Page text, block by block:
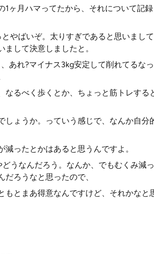
ヶ月ハマってたから、それについて記
やばいぞ。太りすぎであると思いまし
して決意しましたと。
あれ?マイナス3kg安定して削れてるな
るべく歩くとか、ちょっと筋トレする
ょうか。っていう感じで、なんか自分
ったとかはあると思うんですよ。
うなんだろう。なんか、でもむくみ減
ろうなと思ったので、
とまあ得意なんですけど、それかなと